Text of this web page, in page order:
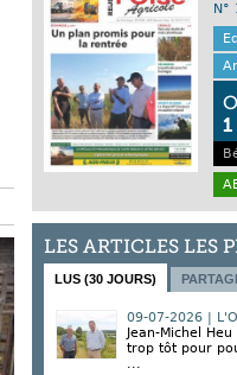
N°
LES ARTICLES LES
LUS (30 JOURS)
09-07-2026 |
Jean-Michel
trop tôt pour
...